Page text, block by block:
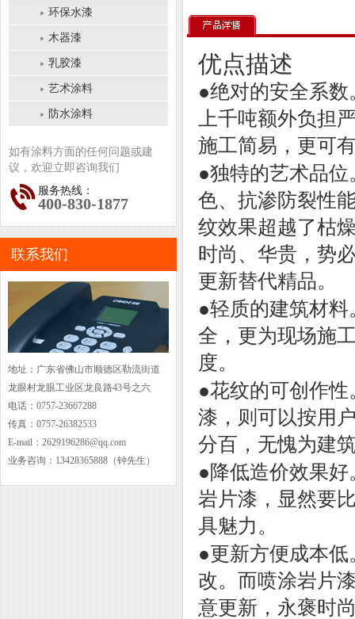
环保水漆
木器漆
乳胶漆
艺术涂料
防水涂料
如有涂料方面的任何问题或建
议，欢迎立即咨询我们
服务热线：
400-830-1877
联系我们
地址：广东省佛山市顺德区勒流街道
龙眼村龙眼工业区龙良路43号之六
电话：0757-23667288
传真：0757-26382533
E-mail：2629196286@qq.com
业务咨询：13428365888（钟先生）
优点描述
●绝对的安全系
上千吨额外负担
施工简易，更可
●独特的艺术品
色、抗渗防裂性
纹效果超越了枯
时尚、华贵，势
更新替代精品。
●轻质的建筑材
全，更为现场施
度。
●花纹的可创作
漆，则可以按用
分百，无愧为建
● 降低造价效果
岩片漆，显然要
具魅力。
●更新方便成本
改。而喷涂岩片
意更新，永褒时